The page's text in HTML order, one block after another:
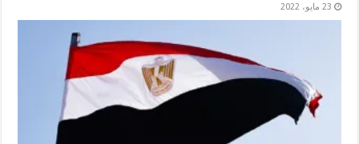
23 مايو، 2022